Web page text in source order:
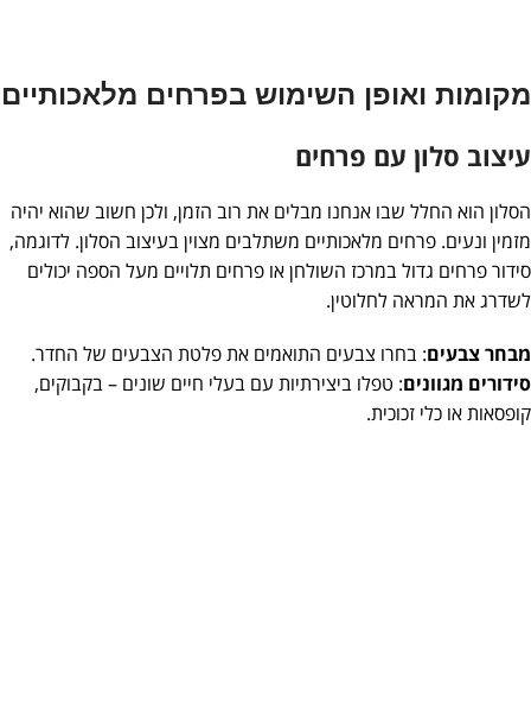
מקומות ואופן השימוש בפרחים מלאכותיים
עיצוב סלון עם פרחים
הסלון הוא החלל שבו אנחנו מבלים את רוב הזמן, ולכן חשוב שהוא יהיה
מזמין ונעים. פרחים מלאכותיים משתלבים מצוין בעיצוב הסלון. לדוגמה,
סידור פרחים גדול במרכז השולחן או פרחים תלויים מעל הספה יכולים
לשדרג את המראה לחלוטין.
מבחר צבעים: בחרו צבעים התואמים את פלטת הצבעים של החדר.
סידורים מגוונים: טפלו ביצירתיות עם בעלי חיים שונים – בקבוקים,
קופסאות או כלי זכוכית.